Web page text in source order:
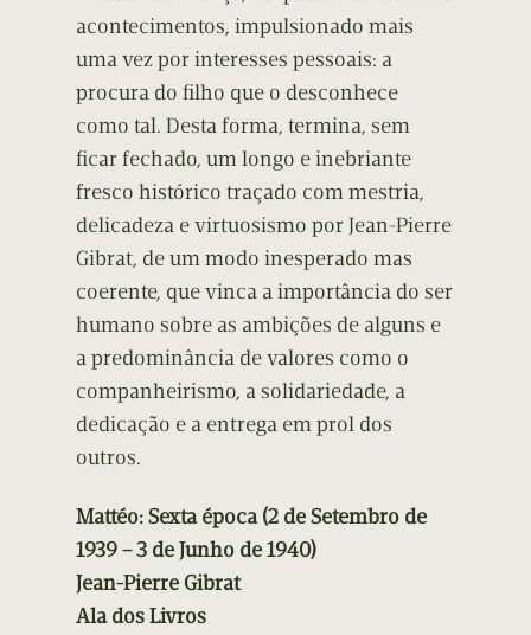
acontecimentos, impulsionado mais
uma vez por interesses pessoais: a
procura do filho que o desconhece
como tal. Desta forma, termina, sem
ficar fechado, um longo e inebriante
fresco histórico traçado com mestria,
delicadeza e virtuosismo por Jean-Pierre
Gibrat, de um modo inesperado mas
coerente, que vinca a importância do ser
humano sobre as ambições de alguns e
a predominância de valores como o
companheirismo, a solidariedade, a
dedicação e a entrega em prol dos
outros.
Mattéo: Sexta época (2 de Setembro de
1939 – 3 de Junho de 1940)
Jean-Pierre Gibrat
Ala dos Livros